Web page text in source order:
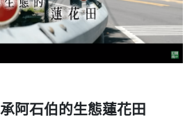
阿石伯的生態蓮花田